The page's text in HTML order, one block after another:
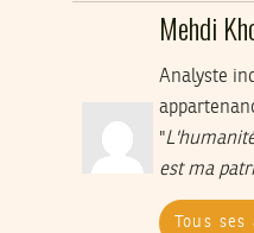
Mehdi
Analyste
"
est ma
Tous